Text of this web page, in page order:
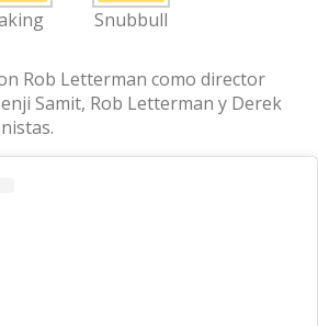
Snubbull
Rob Letterman como director
Samit, Rob Letterman y Derek